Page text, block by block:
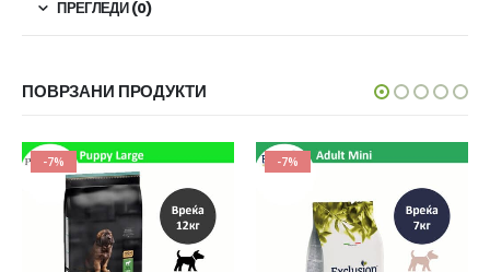
ПРЕГЛЕДИ (0)
ПОВРЗАНИ ПРОДУКТИ
-7% -7%